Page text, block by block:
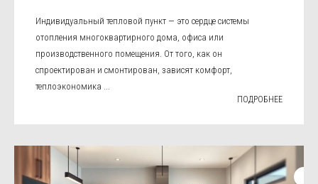
Индивидуальный тепловой пункт — это сердце системы
отопления многоквартирного дома, офиса или
производственного помещения. От того, как он
спроектирован и смонтирован, зависят комфорт,
теплоэкономика ...
ПОДРОБНЕЕ